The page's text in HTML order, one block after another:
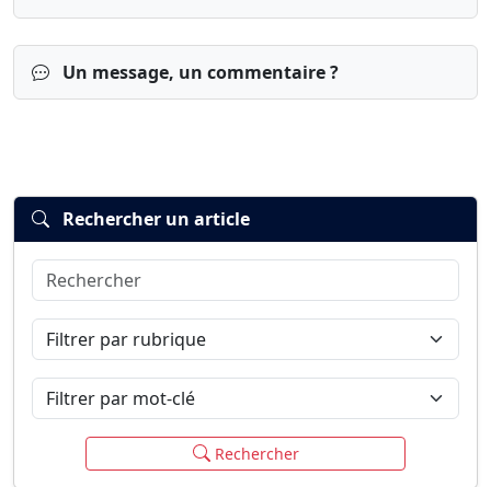
Un message, un commentaire ?
Connexion
Rechercher un article
Rechercher
Filtrer par rubrique
Filtrer par mot-clé
Rechercher